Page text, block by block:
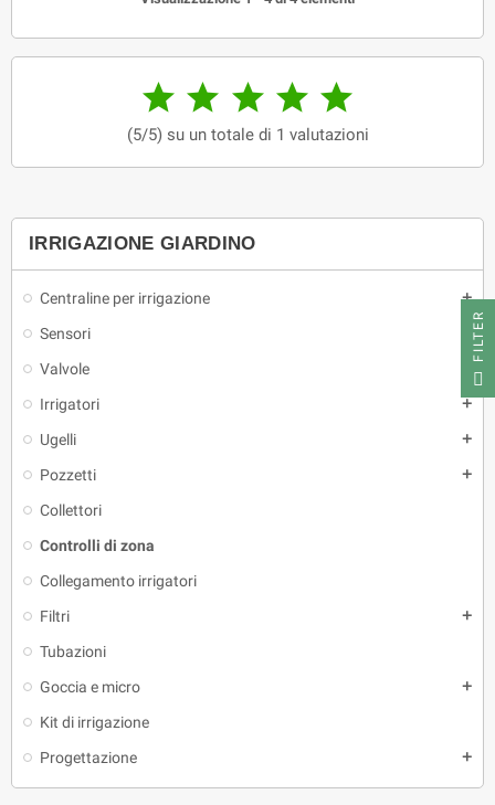
IRRIGAZIONE GIARDINO
Centraline per irrigazione add
Sensori
Valvole
Irrigatori add
Ugelli add
Pozzetti add
Collettori
Controlli di zona
Collegamento irrigatori
Filtri
add
Tubazioni
Goccia e micro
add
Kit di irrigazione
Progettazione
add
    
(5/5) su un totale di 1 valutazioni
FILTER